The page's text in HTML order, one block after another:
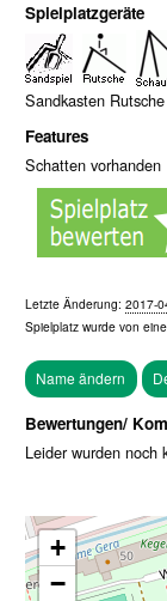
Spielplatzgeräte
Sandkasten
Features
Schatten vorhanden
Letzte Änderung: 2017-
Spielplatz wurde von
Bewertungen/
Leider wurden noch
+
−